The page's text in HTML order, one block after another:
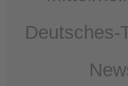
Deutsches-